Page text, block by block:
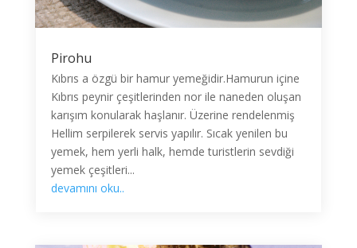
Pirohu
Kıbrıs a özgü bir hamur yemeğidir.Hamurun içine
Kıbrıs peynir çeşitlerinden nor ile naneden oluşan
karışım konularak haşlanır. Üzerine rendelenmiş
Hellim serpilerek servis yapılır. Sıcak yenilen bu
yemek, hem yerli halk, hemde turistlerin sevdiği
yemek çeşitleri...
devamını oku..